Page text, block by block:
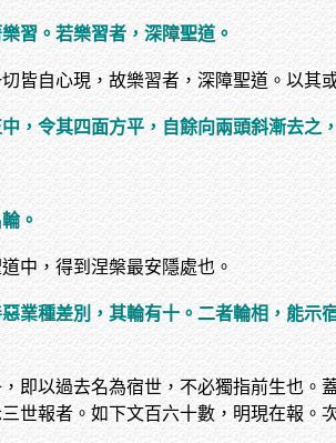
習。若樂習者，深障聖道。
皆自心現，故樂習者，深障聖道。以其
，令其四面方平，自餘向兩頭斜漸去之
。
中，得到涅槃最安隱處也。
業種差別，其輪有十。二者輪相，能
即以過去名為宿世，不必獨指前生也
世報者。如下文百六十數，明現在報。